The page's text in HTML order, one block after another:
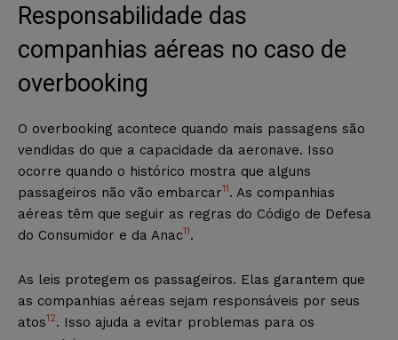
Responsabilidade das
companhias aéreas no caso de
overbooking
O overbooking acontece quando mais passagens são
vendidas do que a capacidade da aeronave. Isso
ocorre quando o histórico mostra que alguns
passageiros não vão embarcar11 . As companhias
aéreas têm que seguir as regras do Código de Defesa
do Consumidor e da Anac11 .
As leis protegem os passageiros. Elas garantem que
as companhias aéreas sejam responsáveis por seus
atos12. Isso ajuda a evitar problemas para os